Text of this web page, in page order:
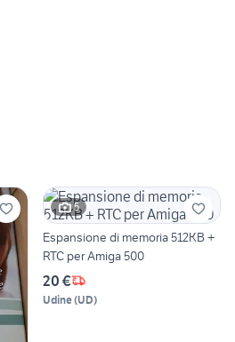
5
Espansione di memoria 512KB +
RTC per Amiga 500
20 €
Udine(UD)